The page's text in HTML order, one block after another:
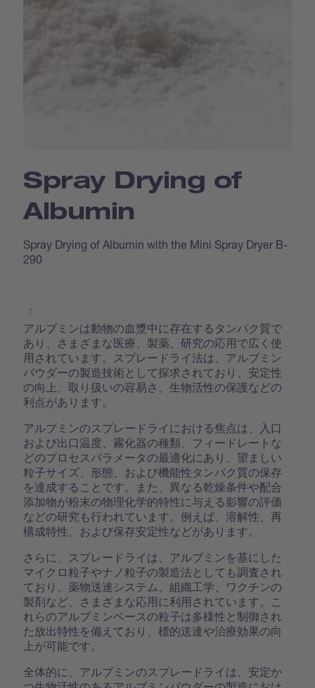
Spray Drying of
Albumin
Spray Drying of Albumin with the Mini Spray Dryer B-
290
「
アルブミンは動物の血漿中に存在するタンパク質で
あり、さまざまな医療、製薬、研究の応用で広く使
用されています。スプレードライ法は、アルブミン
パウダーの製造技術として探求されており、安定性
の向上、取り扱いの容易さ、生物活性の保護などの
利点があります。
アルブミンのスプレードライにおける焦点は、入口
および出口温度、霧化器の種類、フィードレートな
どのプロセスパラメータの最適化にあり、望ましい
粒子サイズ、形態、および機能性タンパク質の保存
を達成することです。また、異なる乾燥条件や配合
添加物が粉末の物理化学的特性に与える影響の評価
などの研究も行われています。例えば、溶解性、再
構成特性、および保存安定性などがあります。
さらに、スプレードライは、アルブミンを基にした
マイクロ粒子やナノ粒子の製造法としても調査され
ており、薬物送達システム、組織工学、ワクチンの
製剤など、さまざまな応用に利用されています。こ
れらのアルブミンベースの粒子は多様性と制御され
た放出特性を備えており、標的送達や治療効果の向
上が可能です。
全体的に、アルブミンのスプレードライは、安定か